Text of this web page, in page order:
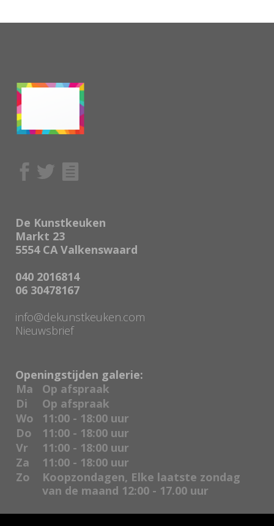
De Kunstkeuken
Markt 23
5554 CA Valkenswaard
040 2016814
06 30478167
info@dekunstkeuken.com
Nieuwsbrief
Openingstijden galerie:
Ma
Op afspraak
Di
Op afspraak
Wo
11:00 - 18:00 uur
Do
11:00 - 18:00 uur
Vr
11:00 - 18:00 uur
Za
11:00 - 18:00 uur
Zo
Koopzondagen, Elke laatste zondag
van de maand 12:00 - 17.00 uur